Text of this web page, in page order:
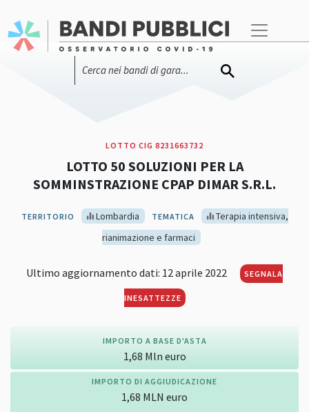
LOTTO CIG 8231663732
LOTTO 50 SOLUZIONI PER LA
SOMMINSTRAZIONE CPAP DIMAR S.R.L.
TERRITORIO Lombardia TEMATICA
Terapia intensiva,
rianimazione e farmaci
Ultimo aggiornamento dati: 12 aprile 2022 SEGNALA
INESATTEZZE
IMPORTO A BASE D'ASTA
1,68 Mlneuro
IMPORTO DI AGGIUDICAZIONE
1,68 MLN euro